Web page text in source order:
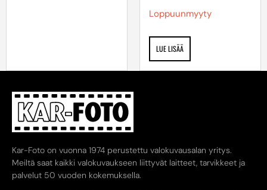
Loppuunmyyty
LUE LISÄÄ
Kar-Foto on vuonna 1974 perustettu valokuvausalan yritys.
Meiltä saat kaikki valokuvaukseen liittyvät laitteet, tarvikkeet ja
palvelut 50 vuoden kokemuksella.